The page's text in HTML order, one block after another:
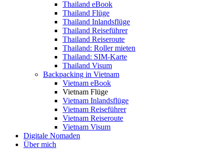
Thailand eBook
Thailand Flüge
Thailand Inlandsflüge
Thailand Reiseführer
Thailand Reiseroute
Thailand: Roller mieten
Thailand: SIM-Karte
Thailand Visum
Backpacking in Vietnam
Vietnam eBook
Vietnam Flüge
Vietnam Inlandsflüge
Vietnam Reiseführer
Vietnam Reiseroute
Vietnam Visum
Digitale Nomaden
Über mich